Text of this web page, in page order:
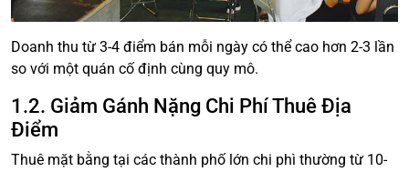
Doanh thu từ 3-4 điểm bán mỗi ngày có thể cao hơn 2-3 lần
so với một quán cố định cùng quy mô.
1.2. Giảm Gánh Nặng Chi Phí Thuê Địa
Điểm
Thuê mặt bằng tại các thành phố lớn chi phì thường từ 10-